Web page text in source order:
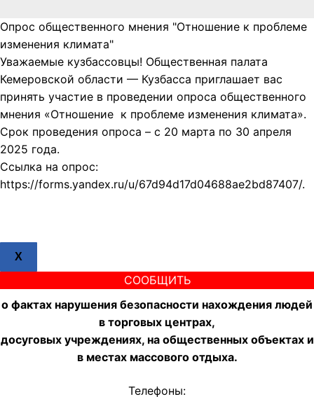
Опрос общественного мнения "Отношение к проблеме
изменения климата"
Уважаемые кузбассовцы! Общественная палата
Кемеровской области — Кузбасса приглашает вас
принять участие в проведении опроса общественного
мнения «Отношение к проблеме изменения климата».
Срок проведения опроса – с 20 марта по 30 апреля
2025 года.
Ссылка на опрос:
https://forms.yandex.ru/u/67d94d17d04688ae2bd87407/.
X
СООБЩИТЬ
о фактах нарушения безопасности нахождения людей
в торговых центрах,
досуговых учреждениях, на общественных объектах и
в местах массового отдыха.
Телефоны: